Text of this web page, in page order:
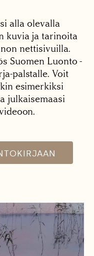
alla olevalla
kuvia ja tarinoita
nettisivuilla.
Suomen Luonto -
palstalle. Voit
esimerkiksi
julkaisemaasi